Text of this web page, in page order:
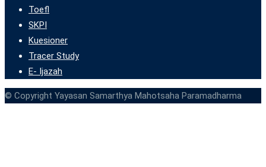
Toefl
SKPI
Kuesioner
Tracer Study
E- Ijazah
© Copyright Yayasan Samarthya Mahotsaha Paramadharma